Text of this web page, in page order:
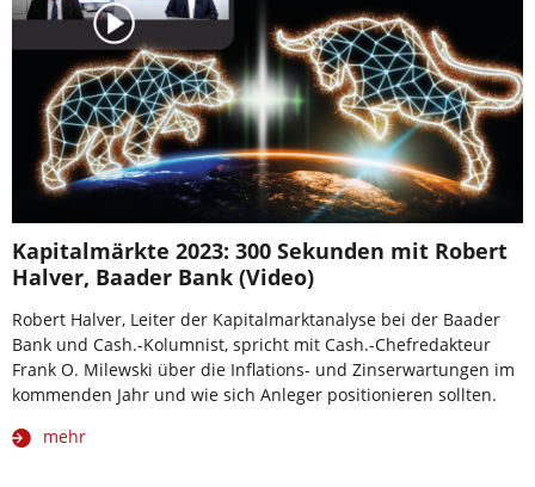
Kapitalmärkte 2023: 300 Sekunden mit Robert
Halver, Baader Bank (Video)
Robert Halver, Leiter der Kapitalmarktanalyse bei der Baader
Bank und Cash.-Kolumnist, spricht mit Cash.-Chefredakteur
Frank O. Milewski über die Inflations- und Zinserwartungen im
kommenden Jahr und wie sich Anleger positionieren sollten.
mehr